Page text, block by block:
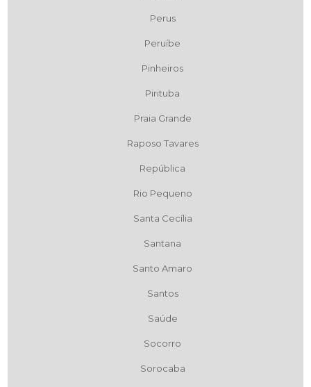
Perus
Peruíbe
Pinheiros
Pirituba
Praia Grande
Raposo Tavares
República
Rio Pequeno
Santa Cecília
Santana
Santo Amaro
Santos
Saúde
Socorro
Sorocaba